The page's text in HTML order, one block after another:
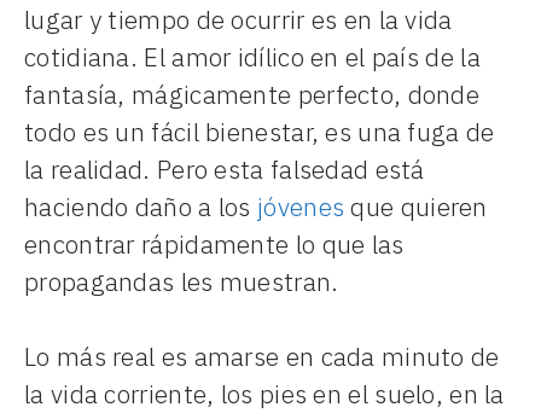
lugar y tiempo de ocurrir es en la vida
cotidiana. El amor idílico en el país de la
fantasía, mágicamente perfecto, donde
todo es un fácil bienestar, es una fuga de
la realidad. Pero esta falsedad está
haciendo daño a los jóvenes que quieren
encontrar rápidamente lo que las
propagandas les muestran.
Lo más real es amarse en cada minuto de
la vida corriente, los pies en el suelo, en la